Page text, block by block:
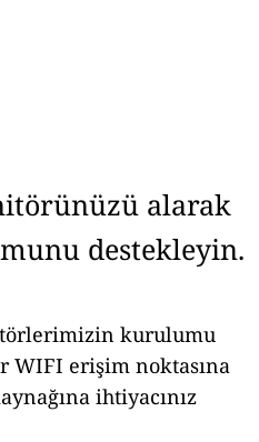
alarak
destekleyin.
kurulumu
WIFI erişim noktasına
ihtiyacınız